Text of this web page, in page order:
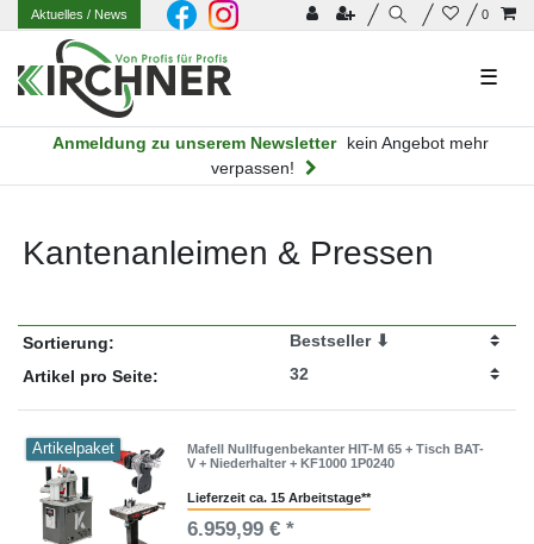
0
Aktuelles/ News
☰
Anmeldung zu unserem Newsletter
kein Angebot mehr
verpassen!
Kantenanleimen & Pressen
Sortierung:
Artikel pro Seite:
Artikelpaket
Mafell Nullfugenbekanter HIT-M 65 + Tisch BAT-
V + Niederhalter + KF1000 1P0240
Lieferzeit ca. 15 Arbeitstage**
6.959,99 € *